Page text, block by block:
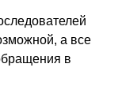
а все
в